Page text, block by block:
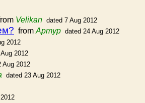
Velikan dated 7 Aug 2012
from Артур dated 24 Aug 2012
2012
2012
Aug 2012
dated 23 Aug 2012